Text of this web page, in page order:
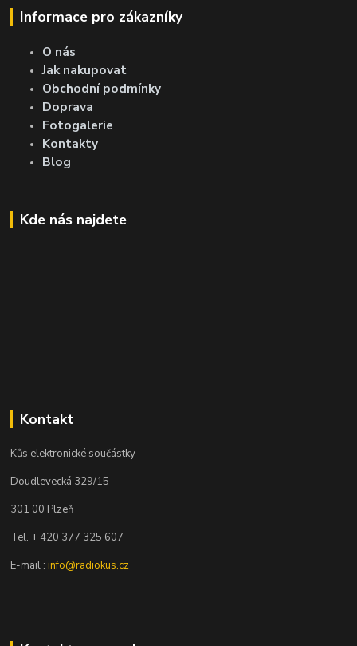
Informace pro zákazníky
O nás
Jak nakupovat
Obchodní podmínky
Doprava
Fotogalerie
Kontakty
Blog
Kde nás najdete
Kontakt
Kůs elektronické součástky
Doudlevecká 329/15
301 00 Plzeň
Tel. + 420 377 325 607
E-mail :info@radiokus.cz